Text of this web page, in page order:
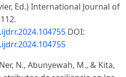
Ed.) International Journal of
DOI:
N., Abunyewah, M., & Kita,